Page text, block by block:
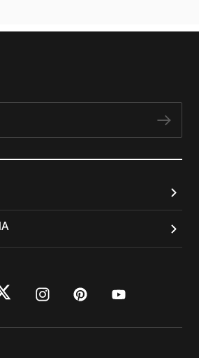
instagram
pinterest
youtube